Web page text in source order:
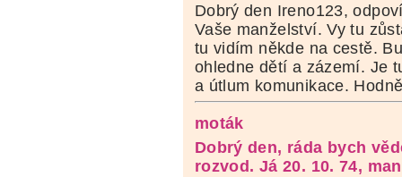
Dobrý den Ireno123,
Vaše manželství. Vy tu
tu vidím někde na cestě.
ohledne dětí a zázemí. Je
a útlum komunikace.
moták
Dobrý den, ráda bych
rozvod. Já 20. 10. 74,